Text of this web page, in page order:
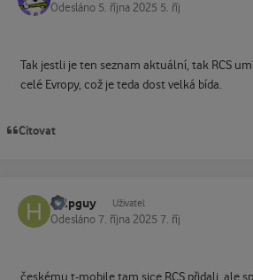
Odesláno 5. října 2025 5. říj
Tak jestli je ten seznam aktuální, tak RCS
celé Evropy, což je teda dost velká bída.
Citovat
helpguy Uživatel
Odesláno 7. října 2025 7. říj